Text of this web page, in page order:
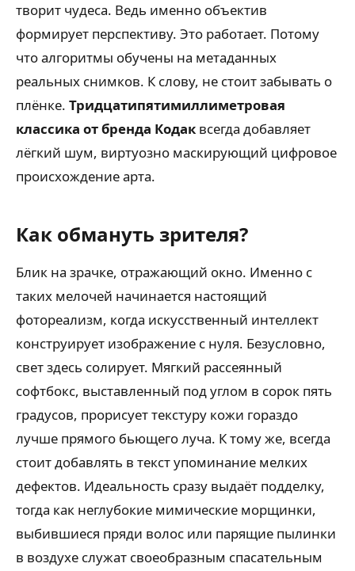
творит чудеса. Ведь именно объектив
формирует перспективу. Это работает. Потому
что алгоритмы обучены на метаданных
реальных снимков. К слову, не стоит забывать о
плёнке. Тридцатипятимиллиметровая
классика от бренда Кодак всегда добавляет
лёгкий шум, виртуозно маскирующий цифровое
происхождение арта.
Как обмануть зрителя?
Блик на зрачке, отражающий окно. Именно с
таких мелочей начинается настоящий
фотореализм, когда искусственный интеллект
конструирует изображение с нуля. Безусловно,
свет здесь солирует. Мягкий рассеянный
софтбокс, выставленный под углом в сорок пять
градусов, прорисует текстуру кожи гораздо
лучше прямого бьющего луча. К тому же, всегда
стоит добавлять в текст упоминание мелких
дефектов. Идеальность сразу выдаёт подделку,
тогда как неглубокие мимические морщинки,
выбившиеся пряди волос или парящие пылинки
в воздухе служат своеобразным спасательным